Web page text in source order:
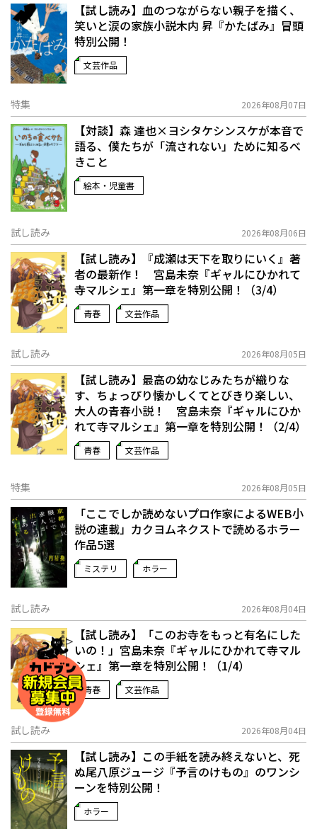
【試し読み】血のつながらない親子を描く、
笑いと涙の家族小説――木内 昇『かたばみ』冒頭
特別公開！
文芸作品
特集 2026年08月07日
【対談】森 達也×ヨシタケシンスケが本音で
語る、僕たちが「流されない」ために知るべ
きこと
絵本・児童書
試し読み 2026年08月06日
【試し読み】『成瀬は天下を取りにいく』著
者の最新作！ 宮島未奈『ギャルにひかれて
寺マルシェ』第一章を特別公開！（3/4）
青春 文芸作品
試し読み 2026年08月05日
【試し読み】最高の幼なじみたちが織りな
す、ちょっぴり懐かしくてとびきり楽しい、
大人の青春小説！ 宮島未奈『ギャルにひか
れて寺マルシェ』第一章を特別公開！（2/4）
青春 文芸作品
特集 2026年08月05日
「ここでしか読めないプロ作家によるWEB小
説の連載」――カクヨムネクストで読めるホラー
作品5選
ミステリ ホラー
試し読み 2026年08月04日
【試し読み】「このお寺をもっと有名にした
いの！」宮島未奈『ギャルにひかれて寺マル
シェ』第一章を特別公開！（1/4）
青春 文芸作品
試し読み 2026年08月04日
【試し読み】この手紙を読み終えないと、死
ぬ――尾八原ジュージ『予言のけもの』のワンシ
ーンを特別公開！
ホラー